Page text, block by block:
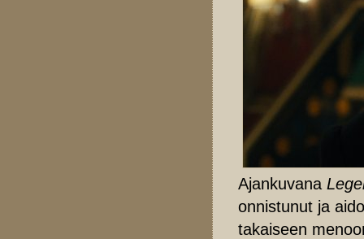
Ajankuvana
onnistunut ja
takaiseen